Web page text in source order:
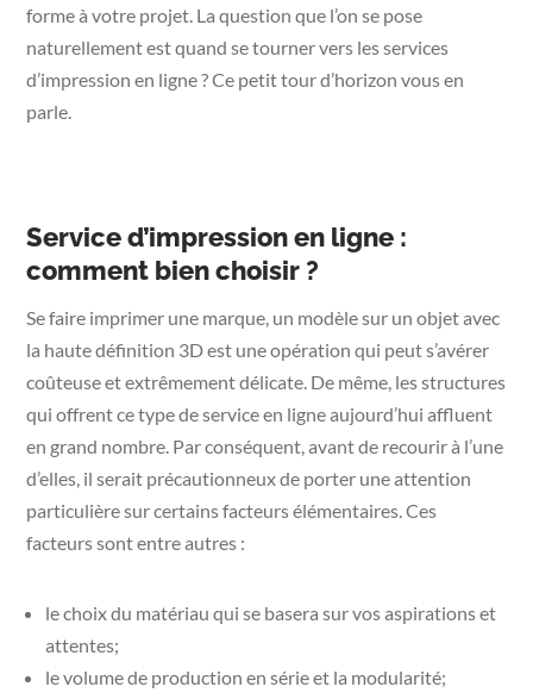
forme à votre projet. La question que l’on se pose
naturellement est quand se tourner vers les services
d’impression en ligne ? Ce petit tour d’horizon vous en
parle.
Service d’impression en ligne :
comment bien choisir ?
Se faire imprimer une marque, un modèle sur un objet avec
la haute définition 3D est une opération qui peut s’avérer
coûteuse et extrêmement délicate. De même, les structures
qui offrent ce type de service en ligne aujourd’hui affluent
en grand nombre. Par conséquent, avant de recourir à l’une
d’elles, il serait précautionneux de porter une attention
particulière sur certains facteurs élémentaires. Ces
facteurs sont entre autres :
le choix du matériau qui se basera sur vos aspirations et
attentes;
le volume de production en série et la modularité;